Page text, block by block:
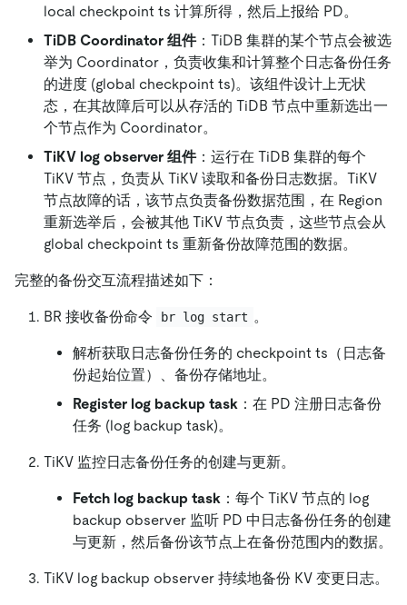
local checkpoint ts 计算所得，然后上报给 PD。
TiDB Coordinator 组件：TiDB 集群的某个节点会被选
举为 Coordinator，负责收集和计算整个日志备份任务
的进度 (global checkpoint ts)。该组件设计上无状
态，在其故障后可以从存活的 TiDB 节点中重新选出一
个节点作为 Coordinator。
TiKV log observer 组件：运行在 TiDB 集群的每个
TiKV 节点，负责从 TiKV 读取和备份日志数据。TiKV
节点故障的话，该节点负责备份数据范围，在 Region
重新选举后，会被其他 TiKV 节点负责，这些节点会从
global checkpoint ts 重新备份故障范围的数据。
完整的备份交互流程描述如下：
BR 接收备份命令 br log start 。
解析获取日志备份任务的 checkpoint ts（日志备
份起始位置）、备份存储地址。
Register log backup task ：在 PD 注册日志备份
任务 (log backup task)。
TiKV 监控日志备份任务的创建与更新。
Fetch log backup task ：每个 TiKV 节点的 log
backup observer 监听 PD 中日志备份任务的创建
与更新，然后备份该节点上在备份范围内的数据。
TiKV log backup observer 持续地备份 KV 变更日志。